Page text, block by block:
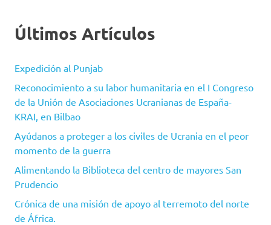
Últimos Artículos
Expedición al Punjab
Reconocimiento a su labor humanitaria en el I Congreso
de la Unión de Asociaciones Ucranianas de España-
KRAI, en Bilbao
Ayúdanos a proteger a los civiles de Ucrania en el peor
momento de la guerra
Alimentando la Biblioteca del centro de mayores San
Prudencio
Crónica de una misión de apoyo al terremoto del norte
de África.